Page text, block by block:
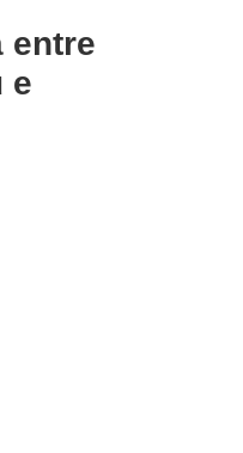
entre
e